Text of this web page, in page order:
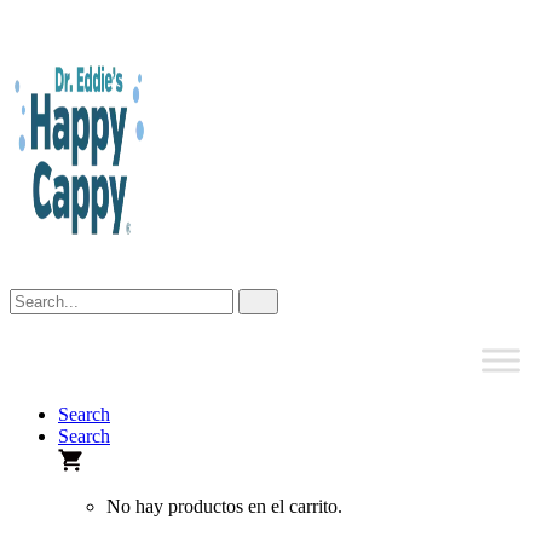
content
Search
Search
No hay productos en el carrito.